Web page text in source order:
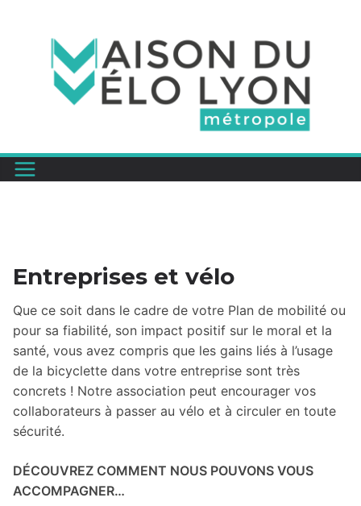
Entreprises et vélo
Que ce soit dans le cadre de votre Plan de mobilité ou
pour sa fiabilité, son impact positif sur le moral et la
santé, vous avez compris que les gains liés à l’usage
de la bicyclette dans votre entreprise sont très
concrets ! Notre association peut encourager vos
collaborateurs à passer au vélo et à circuler en toute
sécurité.
DÉCOUVREZ COMMENT NOUS POUVONS VOUS
ACCOMPAGNER…